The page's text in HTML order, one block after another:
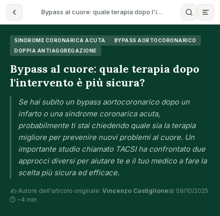
Bypass al cuore: quale terapia dopo l'i…
SINDROME CORONARICA ACUTA
BYPASS AORTOCORONARICO
DOPPIA ANTIAGGREGAZIONE
Bypass al cuore: quale terapia dopo
l'intervento è più sicura?
Se hai subito un bypass aortocoronarico dopo un
infarto o una sindrome coronarica acuta,
probabilmente ti stai chiedendo quale sia la terapia
migliore per prevenire nuovi problemi al cuore. Un
importante studio chiamato TACSI ha confrontato due
approcci diversi per aiutare te e il tuo medico a fare la
scelta più sicura ed efficace.
✍️ Autore dell'articolo originale: Vincenzo Castiglione📅 09/10/2025
⏱ ~4 min